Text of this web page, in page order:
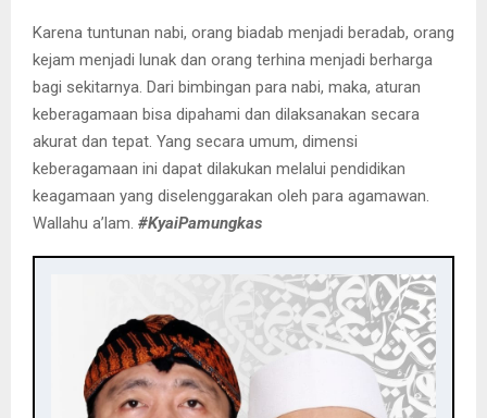
Karena tuntunan nabi, orang biadab menjadi beradab, orang
kejam menjadi lunak dan orang terhina menjadi berharga
bagi sekitarnya. Dari bimbingan para nabi, maka, aturan
keberagamaan bisa dipahami dan dilaksanakan secara
akurat dan tepat. Yang secara umum, dimensi
keberagamaan ini dapat dilakukan melalui pendidikan
keagamaan yang diselenggarakan oleh para agamawan.
Wallahu a’lam. #KyaiPamungkas